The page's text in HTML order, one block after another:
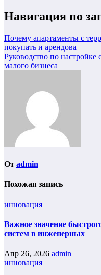
Навигация по
Почему апартаменты с
покупать и арендова
Руководство по настройке
малого бизнеса
От admin
Похожая запись
инновация
Важное значение
систем в инженерных
Апр 26, 2026 admin
инновация